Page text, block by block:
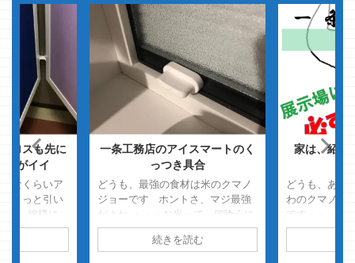
ロスも先に
方がイイ
なくらいア
ょっと引い
す 嫁様に、
になってる
一条工務店のアイスマートのく
っつき具合
どうも、最強の食材は米のクマノ
ジョーです ホントさ、マジ最強
だよね ・・・お米って 何喰うに
しても、お米と合わせたらマジで
何でも美味いｗ 主食とかメインと
続きを読む
家は、紹介
どうも、あれ
わのクマノジ
です・・・ダ
も出てきたら